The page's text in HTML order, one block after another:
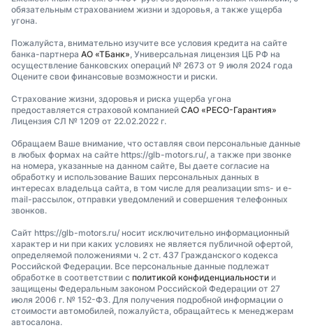
обязательным страхованием жизни и здоровья, а также ущерба
угона.
Пожалуйста, внимательно изучите все условия кредита на сайте
банка-партнера АО «ТБанк» , Универсальная лицензия ЦБ РФ на
осуществление банковских операций № 2673 от 9 июля 2024 года
Оцените свои финансовые возможности и риски.
Страхование жизни, здоровья и риска ущерба угона
предоставляется страховой компанией САО «РЕСО-Гарантия»
Лицензия СЛ № 1209 от 22.02.2022 г.
Обращаем Ваше внимание, что оставляя свои персональные данные
в любых формах на сайте https://glb-motors.ru/, а также при звонке
на номера, указанные на данном сайте, Вы даете согласие на
обработку и использование Ваших персональных данных в
интересах владельца сайта, в том числе для реализации sms- и e-
mail-рассылок, отправки уведомлений и совершения телефонных
звонков.
Сайт https://glb-motors.ru/ носит исключительно информационный
характер и ни при каких условиях не является публичной офертой,
определяемой положениями ч. 2 ст. 437 Гражданского кодекса
Российской Федерации. Все персональные данные подлежат
обработке в соответствии с политикой конфиденциальности и
защищены Федеральным законом Российской Федерации от 27
июля 2006 г. № 152-ФЗ. Для получения подробной информации о
стоимости автомобилей, пожалуйста, обращайтесь к менеджерам
автосалона.